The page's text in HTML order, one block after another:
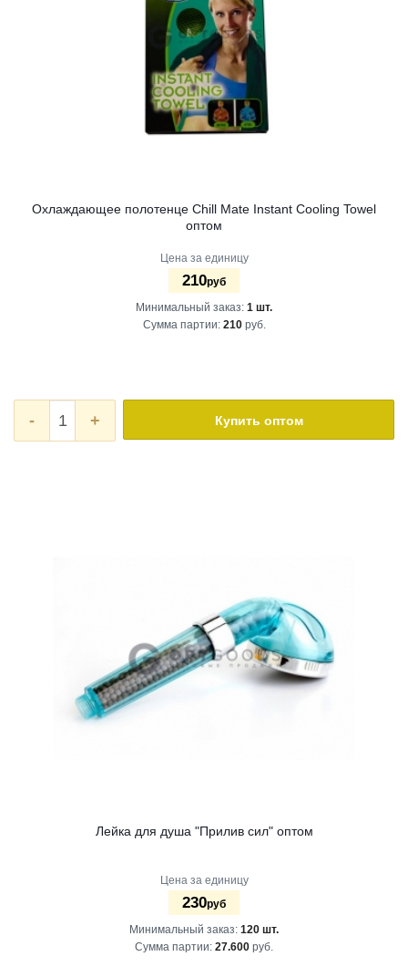
Охлаждающее полотенце Chill Mate Instant Cooling Towel
оптом
Цена за единицу
210руб
Минимальный заказ: 1 шт.
Сумма партии: 210руб.
- + Купить оптом
Лейка для душа "Прилив сил" оптом
Цена за единицу
230руб
Минимальный заказ: 120 шт.
Сумма партии: 27.600 руб.